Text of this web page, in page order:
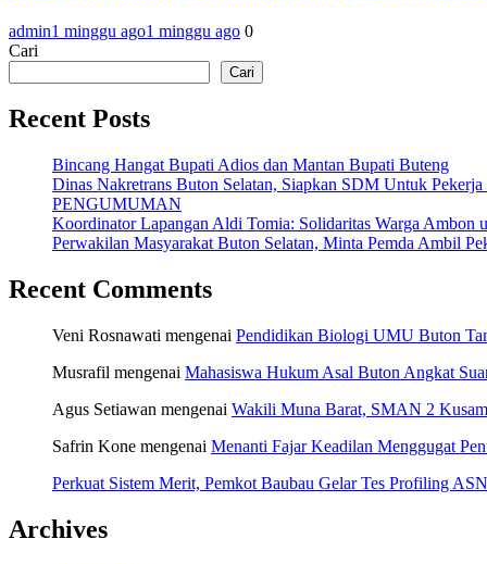
admin1 minggu ago1 minggu ago 0
Cari
Cari
Recent Posts
Bincang Hangat Bupati Adios dan Mantan Bupati Buteng
Dinas Nakretrans Buton Selatan, Siapkan SDM Untuk
PENGUMUMAN
Koordinator Lapangan Aldi Tomia: Solidaritas Warga Ambon
Perwakilan Masyarakat Buton Selatan, Minta Pemda Ambil
Recent Comments
Veni Rosnawati mengenai Pendidikan Biologi UMU Buton
Musrafil mengenai Mahasiswa Hukum Asal Buton Angkat
Agus Setiawan mengenai Wakili Muna Barat, SMAN 2
Safrin Kone mengenai Menanti Fajar Keadilan Menggugat
Perkuat Sistem Merit, Pemkot Baubau Gelar Tes Profiling
Archives